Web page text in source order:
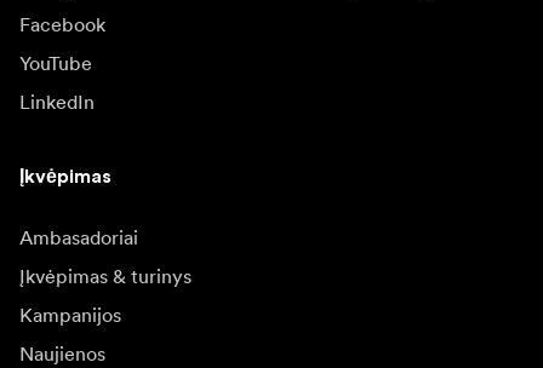
Facebook
YouTube
LinkedIn
Įkvėpimas
Ambasadoriai
Įkvėpimas & turinys
Kampanijos
Naujienos